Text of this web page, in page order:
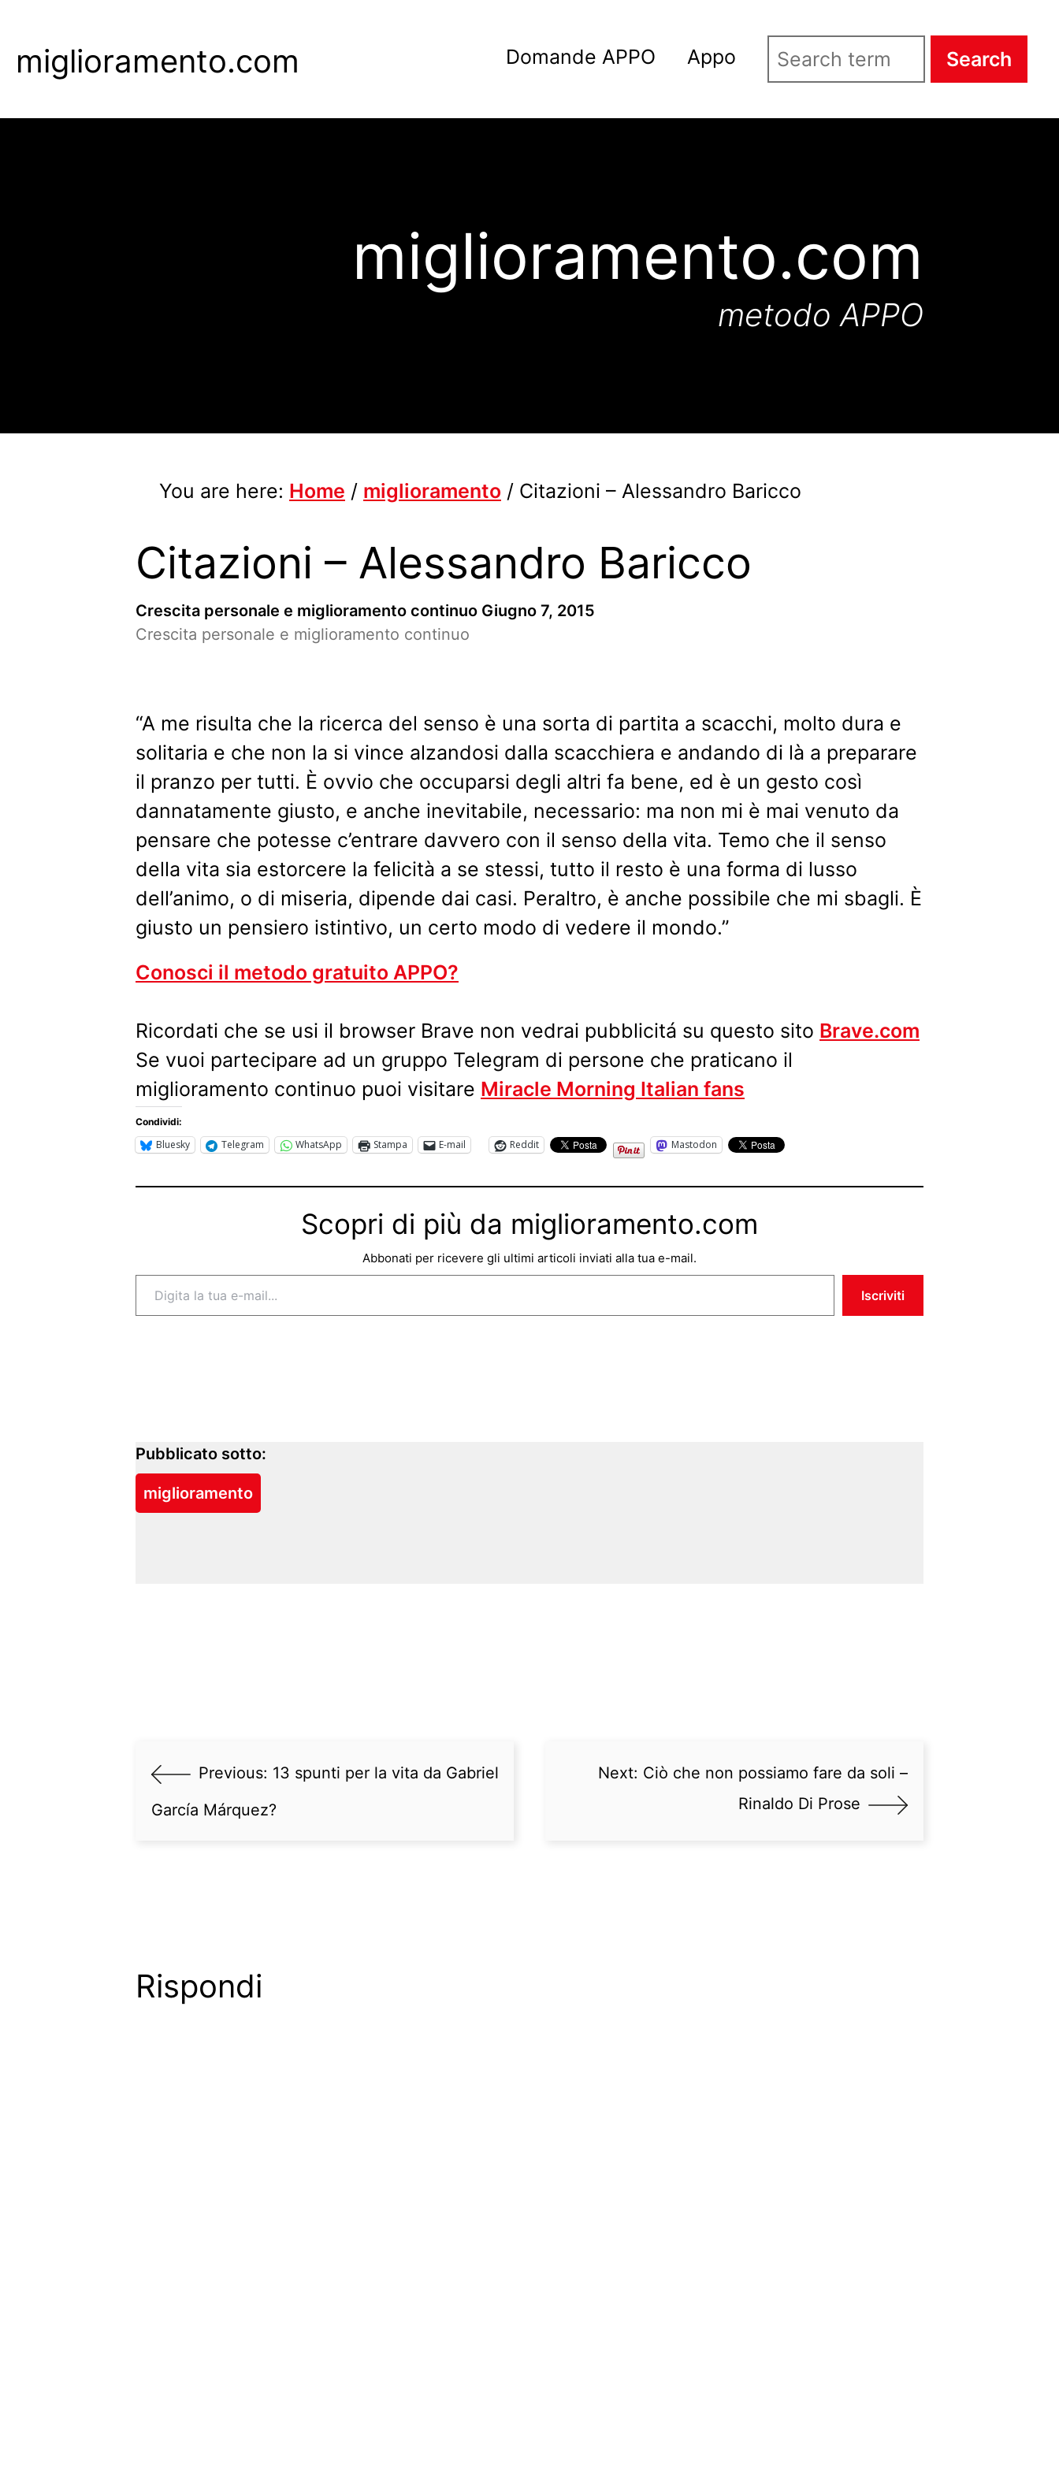
main
miglioramento.com Domande APPO Appo Search
miglioramento.com
metodo APPO
You are here: Home / miglioramento / Citazioni – Alessandro Baricco
Citazioni – Alessandro Baricco
Crescita personale e miglioramento continuo Giugno 7, 2015
Crescita personale e miglioramento continuo
“A me risulta che la ricerca del senso è una sorta di partita a scacchi, molto dura e
solitaria e che non la si vince alzandosi dalla scacchiera e andando di là a preparare
il pranzo per tutti. È ovvio che occuparsi degli altri fa bene, ed è un gesto così
dannatamente giusto, e anche inevitabile, necessario: ma non mi è mai venuto da
pensare che potesse c’entrare davvero con il senso della vita. Temo che il senso
della vita sia estorcere la felicità a se stessi, tutto il resto è una forma di lusso
dell’animo, o di miseria, dipende dai casi. Peraltro, è anche possibile che mi sbagli. È
giusto un pensiero istintivo, un certo modo di vedere il mondo.”
Conosci il metodo gratuito APPO?
Ricordati che se usi il browser Brave non vedrai pubblicitá su questo sito Brave.com
Se vuoi partecipare ad un gruppo Telegram di persone che praticano il
miglioramento continuo puoi visitare Miracle Morning Italian fans
Condividi:
Bluesky Telegram WhatsApp Stampa E-mail Reddit Mastodon
Scopri di più da miglioramento.com
Abbonati per ricevere gli ultimi articoli inviati alla tua e-mail.
Digita la tua e-mail...
Iscriviti
Pubblicato sotto:
miglioramento
Previous: 13 spunti per la vita da Gabriel
García Márquez?
Next: Ciò che non possiamo fare da soli –
Rinaldo Di Prose
Rispondi